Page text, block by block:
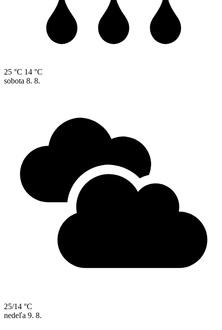
25 °C 14 °C
sobota 8. 8.
25/14 °C
nedeľa 9. 8.